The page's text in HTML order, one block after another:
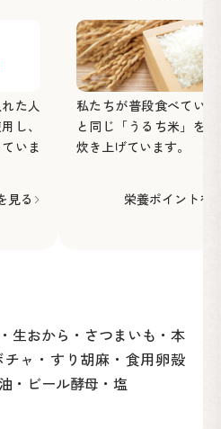
た人
し、
いま
見る
私たちが普段食べてい
と同じ「うるち米」を
炊き上げています。
栄養ポイントを
生おから・さつまいも・本
ャ・すり胡麻・食用卵殻
・ビール酵母・塩